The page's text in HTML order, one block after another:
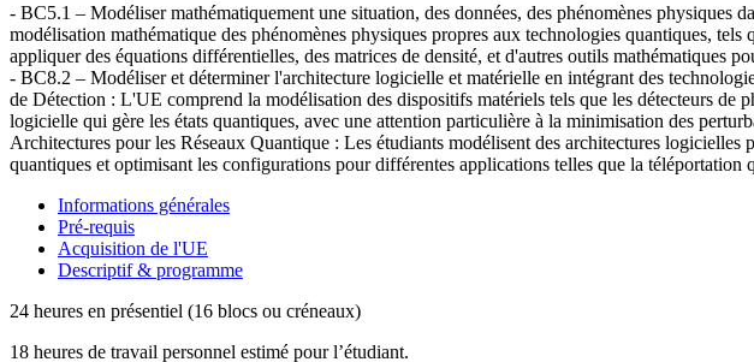
- BC5.1 – Modéliser mathématiquement une situation, des données, des phénomènes
modélisation mathématique des phénomènes physiques propres aux technologies quantiques,
appliquer des équations différentielles, des matrices de densité, et d'autres outils mathématiques
- BC8.2 – Modéliser et déterminer l'architecture logicielle et matérielle en intégrant des
de Détection : L'UE comprend la modélisation des dispositifs matériels tels que les détecteurs de
logicielle qui gère les états quantiques, avec une attention particulière à la minimisation des
Architectures pour les Réseaux Quantique : Les étudiants modélisent des architectures
quantiques et optimisant les configurations pour différentes applications telles que la téléportation
Informations générales
Pré-requis
Acquisition de l'UE
Descriptif & programme
24 heures en présentiel (16 blocs ou créneaux)
18 heures de travail personnel estimé pour l’étudiant.